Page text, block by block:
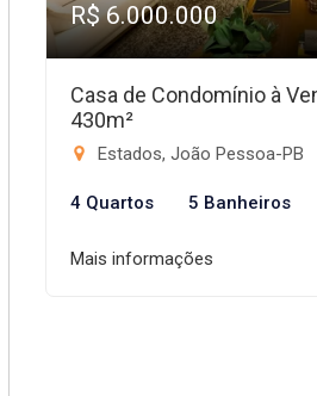
R$ 6.000.000
Casa de Condomínio à
430m²
Estados, João Pessoa-PB
4 Quartos 5 Banheiros
Mais informações